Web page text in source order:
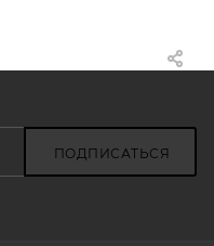
ПОДПИСАТЬСЯ